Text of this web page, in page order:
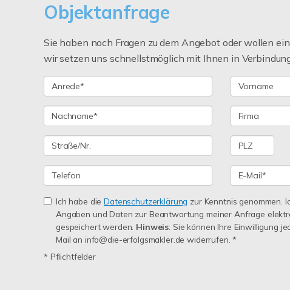
Objektanfrage
Sie haben noch Fragen zu dem Angebot oder wollen
wir setzen uns schnellstmöglich mit Ihnen in
Ich habe dieDatenschutzerklärung zur Kenntnis genommen.
Angaben und Daten zur Beantwortung meiner Anfrage
gespeichert werden. Hinweis: Sie können Ihre Einwilligung
Mail an info@die-erfolgsmakler.de widerrufen. *
* Pflichtfelder